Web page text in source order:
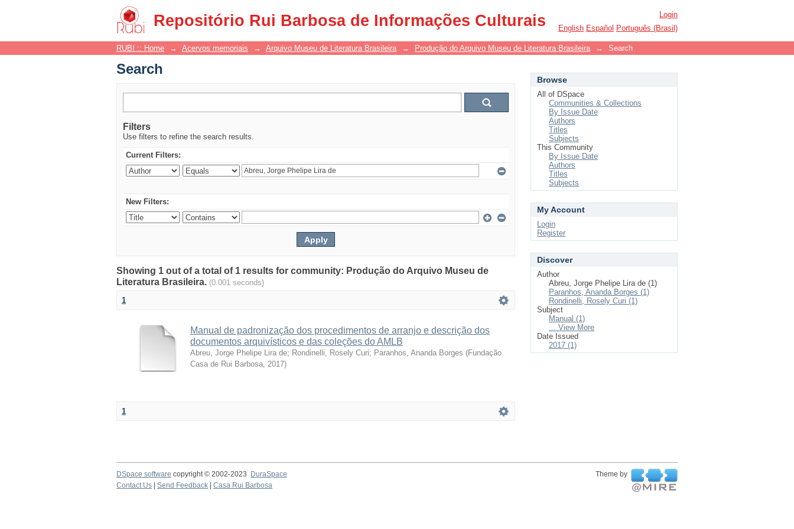
Repositório Rui Barbosa de Informações Culturais
Search
Login
English Español Português (Brasil)
RUBI :: Home → Acervos memoriais → Arquivo Museu de Literatura Brasileira → Produção do Arquivo Museu de Literatura Brasileira → Search
Search
Filters
Use filters to refine the search results.
Current Filters:
New Filters:
Showing 1 out of a total of 1 results for community: Produção do Arquivo Museu de
Literatura Brasileira. (0.001 seconds)
1
Manual de padronização dos procedimentos de arranjo e descrição dos
documentos arquivísticos e das coleções do AMLB
Abreu, Jorge Phelipe Lira de; Rondinelli, Rosely Curi; Paranhos, Ananda Borges (Fundação
Casa de Rui Barbosa, 2017)
1
Browse
All of DSpace
Communities & Collections
By Issue Date
Authors
Titles
Subjects
This Community
By Issue Date
Authors
Titles
Subjects
My Account
Login
Register
Discover
Author
Abreu, Jorge Phelipe Lira de (1)
Paranhos, Ananda Borges (1)
Rondinelli, Rosely Curi (1)
Subject
Manual (1)
... View More
Date Issued
2017 (1)
DSpace software copyright © 2002-2023 DuraSpace
Theme by
Contact Us
Send Feedback Casa Rui Barbosa